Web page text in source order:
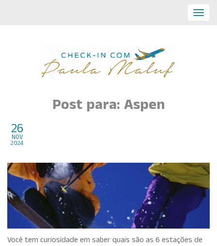
Post para: Aspen
26
nov
2024
Você tem curiosidade em saber quais são as 6 estações de